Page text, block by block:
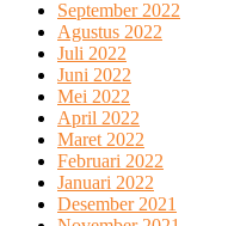
September 2022
Agustus 2022
Juli 2022
Juni 2022
Mei 2022
April 2022
Maret 2022
Februari 2022
Januari 2022
Desember 2021